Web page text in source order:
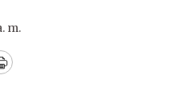
m.
Print